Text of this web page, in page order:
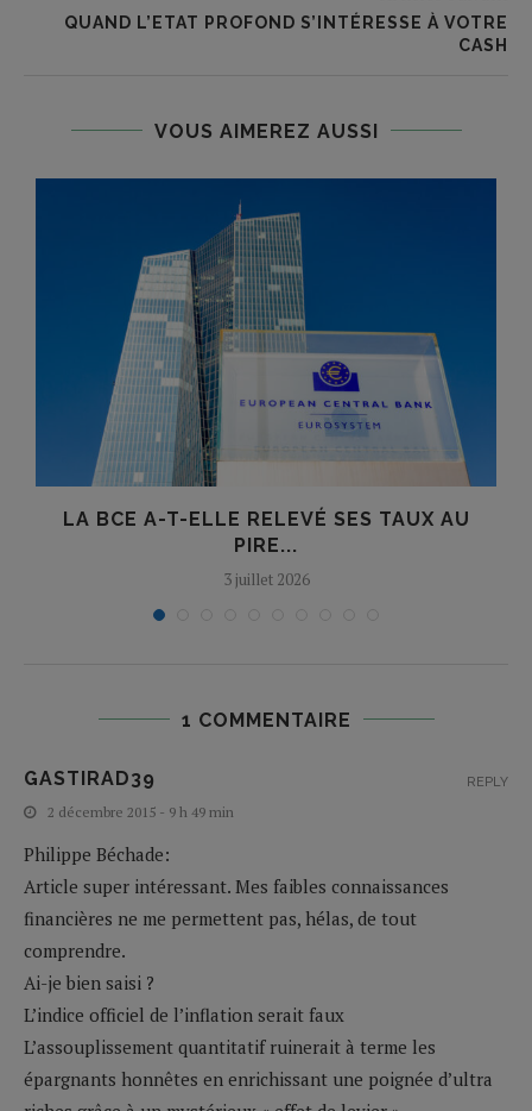
QUAND L’ETAT PROFOND S’INTÉRESSE À VOTRE
CASH
VOUS AIMEREZ AUSSI
LA BCE A-T-ELLE RELEVÉ SES TAUX AU
PIRE...
3 juillet 2026
1 COMMENTAIRE
GASTIRAD39
2 décembre 2015 - 9 h 49 min
Philippe Béchade:
Article super intéressant. Mes faibles connaissances
financières ne me permettent pas, hélas, de tout
comprendre.
Ai-je bien saisi ?
L’indice officiel de l’inflation serait faux
L’assouplissement quantitatif ruinerait à terme les
épargnants honnêtes en enrichissant une poignée d’ultra
REPLY